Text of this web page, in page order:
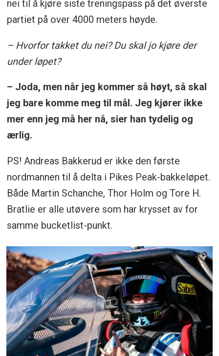
nei til å kjøre siste treningspass på det øverste
partiet på over 4000 meters høyde.
– Hvorfor takket du nei? Du skal jo kjøre der
under løpet?
– Joda, men når jeg kommer så høyt, så skal
jeg bare komme meg til mål. Jeg kjører ikke
mer enn jeg må her nå, sier han tydelig og
ærlig.
PS! Andreas Bakkerud er ikke den første
nordmannen til å delta i Pikes Peak-bakkeløpet.
Både Martin Schanche, Thor Holm og Tore H.
Bratlie er alle utøvere som har krysset av for
samme bucketlist-punkt.